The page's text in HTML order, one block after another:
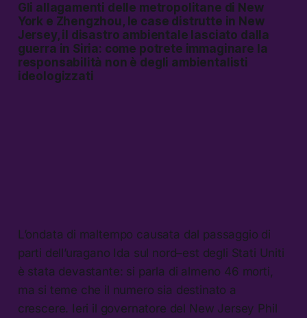
Gli allagamenti delle metropolitane di New
York e Zhengzhou, le case distrutte in New
Jersey, il disastro ambientale lasciato dalla
guerra in Siria: come potrete immaginare la
responsabilità non è degli ambientalisti
ideologizzati
L’ondata di maltempo causata dal passaggio di
parti dell’uragano Ida sul nord–est degli Stati Uniti
è stata devastante: si parla di almeno 46 morti,
ma si teme che il numero sia destinato a
crescere. Ieri il governatore del New Jersey Phil